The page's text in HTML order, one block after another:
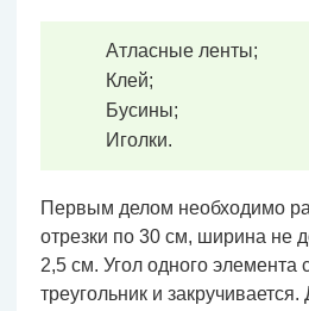
Атласные ленты;
Клей;
Бусины;
Иголки.
Первым делом необходимо
отрезки по 30 см, ширина не
2,5 см. Угол одного элемента
треугольник и